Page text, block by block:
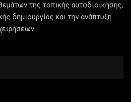
της τοπικής αυτοδιοίκησης,
δημιουργίας και την ανάπτυξη